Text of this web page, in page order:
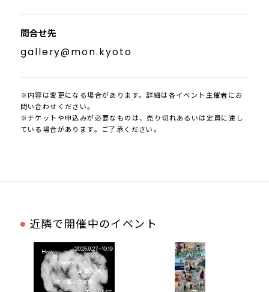
問合せ先
gallery@mon.kyoto
※内容は変更になる場合があります。詳細は各イベント主催者にお
問い合わせください。
※チケットや申込みが必要なものは、売り切れあるいは定員に達し
ている場合があります。ご了承ください。
近隣で開催中のイベント